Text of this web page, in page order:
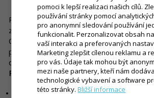
Podstatné je sepsánízakladatelské listiny.
zakladatelů, pak musí mít právní formu
Oba typy dokumentů se sepisují
pak může být nápomocný i tím, že
do registru. Jeho služby jsou samozřejmě
Poplatkyjsoufixně stanovenéa mezi ty
notářský zápis o založení „jednoduché“ s. r. o.: 2
pomoci k lepší realizaci našich cílů.
používání stránky pomocí
pro anonymní sledování používání
funkcionalit. Perzonalizovat obsah
vaší interakci a preferovaných
Marketing zlepšit cílenou reklamu a
pro vás. Údaje tak mohou být
mezi naše partnery, kteří nám
technologické vybavení a software
této stránky.Bližší informace